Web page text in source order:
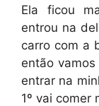
Ela ficou
entrou na
carro com a
então
entrar na
1º vai comer